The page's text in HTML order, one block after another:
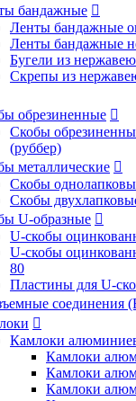
бандажные 
Ленты бандажные
Ленты бандажные
Бугели из
Скрепы из
обрезиненные 
Скобы
(руббер)
металлические 
Скобы
Скобы
U-образные 
U-скобы
U-скобы
80
Пластины для U-
соединения

Камлоки
Камлоки
Камлоки
Камлоки